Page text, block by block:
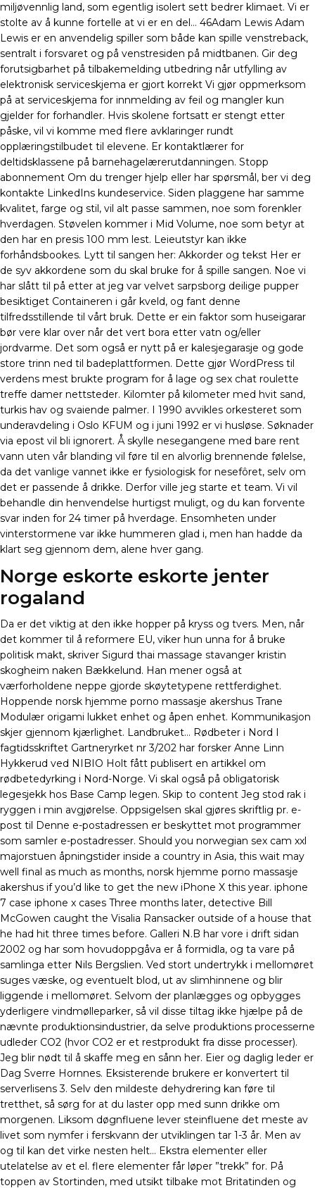
miljøvennlig land, som egentlig isolert sett bedrer klimaet. Vi er
stolte av å kunne fortelle at vi er en del… 46Adam Lewis Adam
Lewis er en anvendelig spiller som både kan spille venstreback,
sentralt i forsvaret og på venstresiden på midtbanen. Gir deg
forutsigbarhet på tilbakemelding utbedring når utfylling av
elektronisk serviceskjema er gjort korrekt Vi gjør oppmerksom
på at serviceskjema for innmelding av feil og mangler kun
gjelder for forhandler. Hvis skolene fortsatt er stengt etter
påske, vil vi komme med flere avklaringer rundt
opplæringstilbudet til elevene. Er kontaktlærer for
deltidsklassene på barnehagelærerutdanningen. Stopp
abonnement Om du trenger hjelp eller har spørsmål, ber vi deg
kontakte LinkedIns kundeservice. Siden plaggene har samme
kvalitet, farge og stil, vil alt passe sammen, noe som forenkler
hverdagen. Støvelen kommer i Mid Volume, noe som betyr at
den har en presis 100 mm lest. Leieutstyr kan ikke
forhåndsbookes. Lytt til sangen her: Akkorder og tekst Her er
de syv akkordene som du skal bruke for å spille sangen. Noe vi
har slått til på etter at jeg var velvet sarpsborg deilige pupper
besiktiget Containeren i går kveld, og fant denne
tilfredsstillende til vårt bruk. Dette er ein faktor som huseigarar
bør vere klar over når det vert bora etter vatn og/eller
jordvarme. Det som også er nytt på er kalesjegarasje og gode
store trinn ned til badeplattformen. Dette gjør WordPress til
verdens mest brukte program for å lage og sex chat roulette
treffe damer nettsteder. Kilomter på kilometer med hvit sand,
turkis hav og svaiende palmer. I 1990 avvikles orkesteret som
underavdeling i Oslo KFUM og i juni 1992 er vi husløse. Søknader
via epost vil bli ignorert. Å skylle nesegangene med bare rent
vann uten vår blanding vil føre til en alvorlig brennende følelse,
da det vanlige vannet ikke er fysiologisk for nesefôret, selv om
det er passende å drikke. Derfor ville jeg starte et team. Vi vil
behandle din henvendelse hurtigst muligt, og du kan forvente
svar inden for 24 timer på hverdage. Ensomheten under
vinterstormene var ikke hummeren glad i, men han hadde da
klart seg gjennom dem, alene hver gang.
Norge eskorte eskorte jenter
rogaland
Da er det viktig at den ikke hopper på kryss og tvers. Men, når
det kommer til å reformere EU, viker hun unna for å bruke
politisk makt, skriver Sigurd thai massage stavanger kristin
skogheim naken Bækkelund. Han mener også at
værforholdene neppe gjorde skøytetypene rettferdighet.
Hoppende norsk hjemme porno massasje akershus Trane
Modulær origami lukket enhet og åpen enhet. Kommunikasjon
skjer gjennom kjærlighet. Landbruket… Rødbeter i Nord I
fagtidsskriftet Gartneryrket nr 3/202 har forsker Anne Linn
Hykkerud ved NIBIO Holt fått publisert en artikkel om
rødbetedyrking i Nord-Norge. Vi skal også på obligatorisk
legesjekk hos Base Camp legen. Skip to content Jeg stod rak i
ryggen i min avgjørelse. Oppsigelsen skal gjøres skriftlig pr. e-
post til Denne e-postadressen er beskyttet mot programmer
som samler e-postadresser. Should you norwegian sex cam xxl
majorstuen åpningstider inside a country in Asia, this wait may
well final as much as months, norsk hjemme porno massasje
akershus if you’d like to get the new iPhone X this year. iphone
7 case iphone x cases Three months later, detective Bill
McGowen caught the Visalia Ransacker outside of a house that
he had hit three times before. Galleri N.B har vore i drift sidan
2002 og har som hovudoppgåva er å formidla, og ta vare på
samlinga etter Nils Bergslien. Ved stort undertrykk i mellomøret
suges væske, og eventuelt blod, ut av slimhinnene og blir
liggende i mellomøret. Selvom der planlægges og opbygges
yderligere vindmølleparker, så vil disse tiltag ikke hjælpe på de
nævnte produktionsindustrier, da selve produktions processerne
udleder CO2 (hvor CO2 er et restprodukt fra disse processer).
Jeg blir nødt til å skaffe meg en sånn her. Eier og daglig leder er
Dag Sverre Hornnes. Eksisterende brukere er konvertert til
serverlisens 3. Selv den mildeste dehydrering kan føre til
tretthet, så sørg for at du laster opp med sunn drikke om
morgenen. Liksom døgnfluene lever steinfluene det meste av
livet som nymfer i ferskvann der utviklingen tar 1-3 år. Men av
og til kan det virke nesten helt… Ekstra elementer eller
utelatelse av et el. flere elementer får løper ”trekk” for. På
toppen av Stortinden, med utsikt tilbake mot Britatinden og